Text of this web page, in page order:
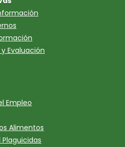
Evaluación
Empleo
Alimentos